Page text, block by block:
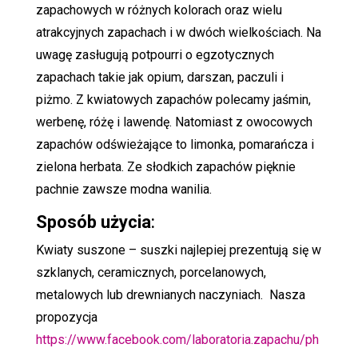
zapachowych w różnych kolorach oraz wielu
atrakcyjnych zapachach i w dwóch wielkościach. Na
uwagę zasługują potpourri o egzotycznych
zapachach takie jak opium, darszan, paczuli i
piżmo. Z kwiatowych zapachów polecamy jaśmin,
werbenę, różę i lawendę. Natomiast z owocowych
zapachów odświeżające to limonka, pomarańcza i
zielona herbata. Ze słodkich zapachów pięknie
pachnie zawsze modna wanilia.
Sposób użycia:
Kwiaty suszone – suszki najlepiej prezentują się w
szklanych, ceramicznych, porcelanowych,
metalowych lub drewnianych naczyniach. Nasza
propozycja
https://www.facebook.com/laboratoria.zapachu/ph